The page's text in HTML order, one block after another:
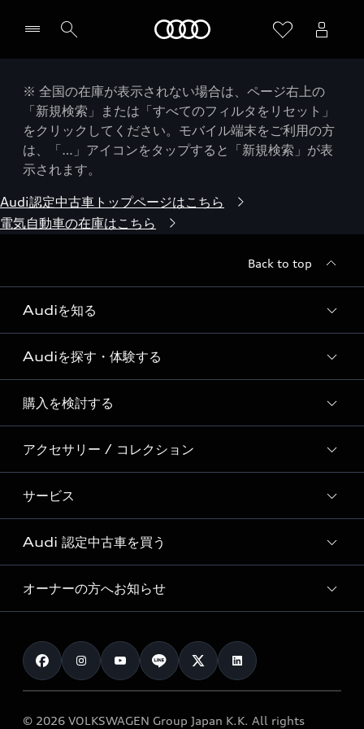
※ 全国の在庫が表示されない場合は、ページ右上の
「新規検索」または「すべてのフィルタをリセット」
をクリックしてください。モバイル端末をご利用の方
は、「…」アイコンをタップすると「新規検索」が表
示されます。
Audi認定中古車トップページはこちら
電気自動車の在庫はこちら
Back to top
Audiを知る
Audi ブランド
Story of Progress
Audi Sport
Formula 1®
デジタルサービス
Audiを探す・体験する
ディーラー検索
新車在庫検索
試乗車・展示車検索
見積り依頼
試乗予約
購入を検討する
モデル一覧
特別仕様モデル / 限定モデル
e-tronラインアップ
価格シミュレーション
車両比較
カタログ一覧
アクセサリー / コレクション
純正アクセサリー
オンラインショップ
Audi collection
アウディナビアプリ
サービス
サービス入庫予約
サービスプログラム
メンテナンス
車検 / 定期点検
e-tronアフターサポート
Audi 認定中古車を買う
Audi認定中古車
クオリティ
保証
メンテナンス
オーナーの方へお知らせ
お知らせ
オーナー様向けキャンペーン
© 2026 VOLKSWAGEN Group Japan K.K. All rights